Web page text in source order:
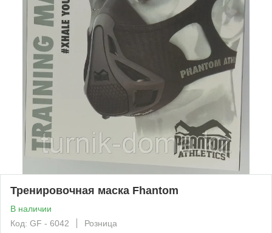
Тренировочная маска Fhantom
В наличии
Код: GF - 6042
Розница